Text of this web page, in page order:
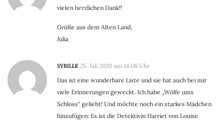
vielen herzlichen Dank!!
Grüße aus dem Alten Land,
Julia
SYBILLE 25. Juli 2020 um 14:08 Uhr
Das ist eine wunderbare Liste und sie hat auch bei mir
viele Erinnerungen geweckt. Ich habe „Wölfe ums
Schloss“ geliebt! Und möchte noch ein starkes Mädchen
hinzufügen: Es ist die Detektivin Harriet von Louise